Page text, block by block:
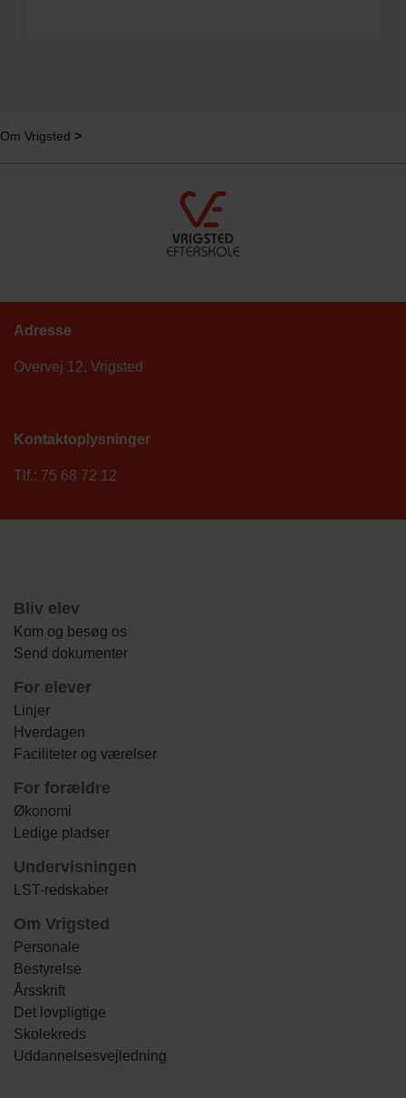
Om Vrigsted >
Adresse
Overvej 12, Vrigsted
Kontaktoplysninger
Tlf.: 75 68 72 12
Bliv elev
Kom og besøg os
Send dokumenter
For elever
Linjer
Hverdagen
Faciliteter og værelser
For forældre
Økonomi
Ledige pladser
Undervisningen
LST-redskaber
Om Vrigsted
Personale
Bestyrelse
Årsskrift
Det lovpligtige
Skolekreds
Uddannelsesvejledning